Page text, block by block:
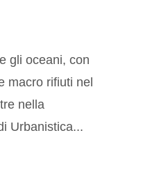
gli oceani, con
macro rifiuti nel
nella
Urbanistica...